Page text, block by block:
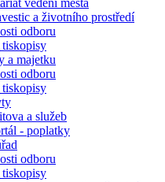
vedení města
a životního prostředí
odboru
a majetku
odboru
a služeb
- poplatky
odboru